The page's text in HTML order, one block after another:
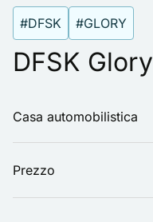
#DFSK #GLORY
DFSK Glory
Casa automobilistica
Prezzo